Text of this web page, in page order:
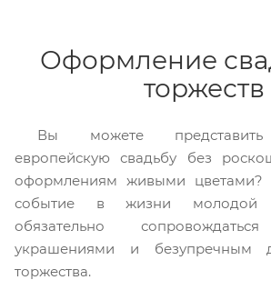
Оформление
торжеств
Вы можете представить
европейскую свадьбу без
оформлениям живыми цветами?
событие в жизни молодой
обязательно
украшениями и безупречным
торжества.